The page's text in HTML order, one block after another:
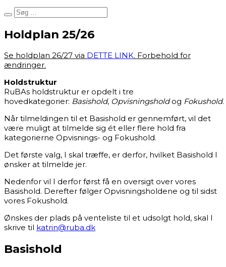
Holdplan 25/26
Se holdplan 26/27 via DETTE LINK. Forbehold for
ændringer.
Holdstruktur
RuBAs holdstruktur er opdelt i tre
hovedkategorier: Basishold, Opvisningsholdog Fokushold.
Når tilmeldingen til et Basishold er gennemført, vil det
være muligt at tilmelde sig ét eller flere hold fra
kategorierne Opvisnings- og Fokushold.
Det første valg, I skal træffe, er derfor, hvilket Basishold I
ønsker at tilmelde jer.
Nedenfor vil I derfor først få en oversigt over vores
Basishold. Derefter følger Opvisningsholdene og til sidst
vores Fokushold.
Ønskes der plads på venteliste til et udsolgt hold, skal I
skrive til katrin@ruba.dk
Basishold